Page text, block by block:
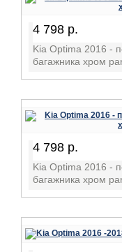
4 798 р.
Kia Optima 2016 -
багажника хром
4 798 р.
Kia Optima 2016 -
багажника хром